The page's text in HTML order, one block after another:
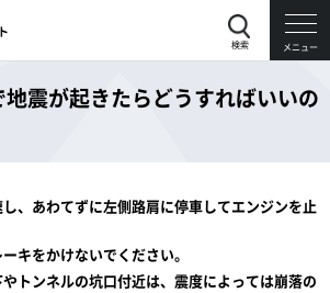
検索 メニュー
震が起きたらどうすればいいの
、あわてずに左側路肩に停車してエンジンを止
キをかけないでください。
トンネルの坑口付近は、震度によっては崩落の